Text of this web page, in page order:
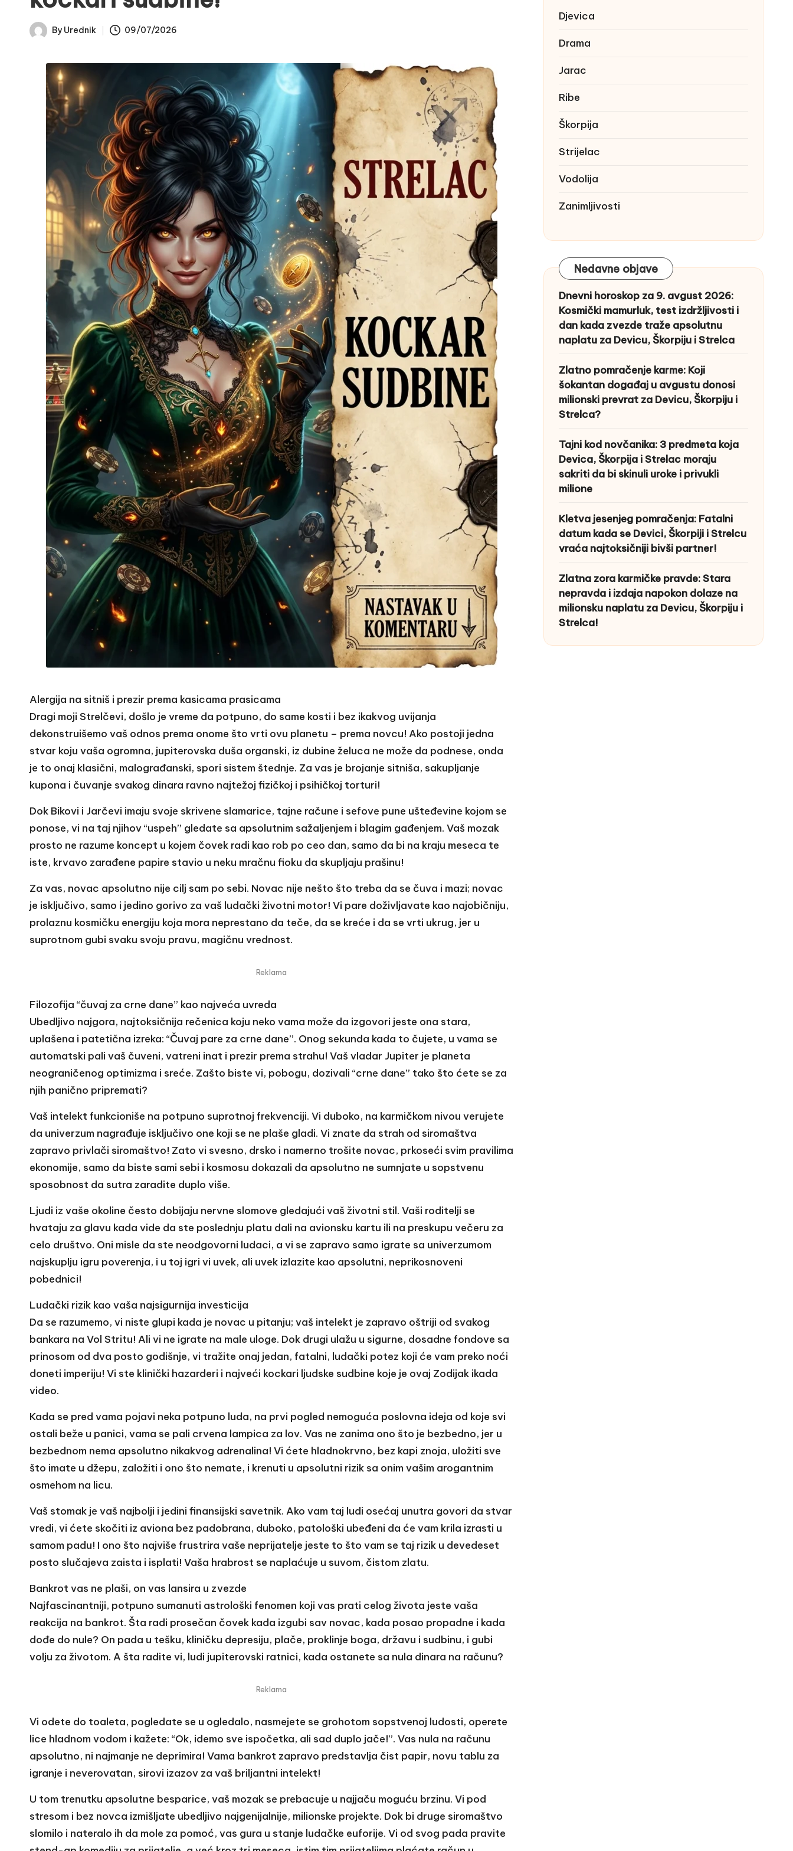
Posted
ByUrednik 09/07/2026
Alergija na sitniš i prezir prema kasicama prasicama
Dragi moji Strelčevi, došlo je vreme da potpuno, do same kosti i bez ikakvog uvijanja
dekonstruišemo vaš odnos prema onome što vrti ovu planetu – prema novcu! Ako postoji jedna
stvar koju vaša ogromna, jupiterovska duša organski, iz dubine želuca ne može da podnese, onda
je to onaj klasični, malograđanski, spori sistem štednje. Za vas je brojanje sitniša, sakupljanje
kupona i čuvanje svakog dinara ravno najtežoj fizičkoj i psihičkoj torturi!
Dok Bikovi i Jarčevi imaju svoje skrivene slamarice, tajne račune i sefove pune ušteđevine kojom se
ponose, vi na taj njihov “uspeh” gledate sa apsolutnim sažaljenjem i blagim gađenjem. Vaš mozak
prosto ne razume koncept u kojem čovek radi kao rob po ceo dan, samo da bi na kraju meseca te
iste, krvavo zarađene papire stavio u neku mračnu fioku da skupljaju prašinu!
Za vas, novac apsolutno nije cilj sam po sebi. Novac nije nešto što treba da se čuva i mazi; novac
je isključivo, samo i jedino gorivo za vaš ludački životni motor! Vi pare doživljavate kao najobičniju,
prolaznu kosmičku energiju koja mora neprestano da teče, da se kreće i da se vrti ukrug, jer u
suprotnom gubi svaku svoju pravu, magičnu vrednost.
Reklama
Filozofija “čuvaj za crne dane” kao najveća uvreda
Ubedljivo najgora, najtoksičnija rečenica koju neko vama može da izgovori jeste ona stara,
uplašena i patetična izreka: “Čuvaj pare za crne dane”. Onog sekunda kada to čujete, u vama se
automatski pali vaš čuveni, vatreni inat i prezir prema strahu! Vaš vladar Jupiter je planeta
neograničenog optimizma i sreće. Zašto biste vi, pobogu, dozivali “crne dane” tako što ćete se za
njih panično pripremati?
Vaš intelekt funkcioniše na potpuno suprotnoj frekvenciji. Vi duboko, na karmičkom nivou verujete
da univerzum nagrađuje isključivo one koji se ne plaše gladi. Vi znate da strah od siromaštva
zapravo privlači siromaštvo! Zato vi svesno, drsko i namerno trošite novac, prkoseći svim pravilima
ekonomije, samo da biste sami sebi i kosmosu dokazali da apsolutno ne sumnjate u sopstvenu
sposobnost da sutra zaradite duplo više.
Ljudi iz vaše okoline često dobijaju nervne slomove gledajući vaš životni stil. Vaši roditelji se
hvataju za glavu kada vide da ste poslednju platu dali na avionsku kartu ili na preskupu večeru za
celo društvo. Oni misle da ste neodgovorni ludaci, a vi se zapravo samo igrate sa univerzumom
najskuplju igru poverenja, i u toj igri vi uvek, ali uvek izlazite kao apsolutni, neprikosnoveni
pobednici!
Ludački rizik kao vaša najsigurnija investicija
Da se razumemo, vi niste glupi kada je novac u pitanju; vaš intelekt je zapravo oštriji od svakog
bankara na Vol Stritu! Ali vi ne igrate na male uloge. Dok drugi ulažu u sigurne, dosadne fondove sa
prinosom od dva posto godišnje, vi tražite onaj jedan, fatalni, ludački potez koji će vam preko noći
doneti imperiju! Vi ste klinički hazarderi i najveći kockari ljudske sudbine koje je ovaj Zodijak ikada
video.
Kada se pred vama pojavi neka potpuno luda, na prvi pogled nemoguća poslovna ideja od koje svi
ostali beže u panici, vama se pali crvena lampica za lov. Vas ne zanima ono što je bezbedno, jer u
bezbednom nema apsolutno nikakvog adrenalina! Vi ćete hladnokrvno, bez kapi znoja, uložiti sve
što imate u džepu, založiti i ono što nemate, i krenuti u apsolutni rizik sa onim vašim arogantnim
osmehom na licu.
Vaš stomak je vaš najbolji i jedini finansijski savetnik. Ako vam taj ludi osećaj unutra govori da stvar
vredi, vi ćete skočiti iz aviona bez padobrana, duboko, patološki ubeđeni da će vam krila izrasti u
samom padu! I ono što najviše frustrira vaše neprijatelje jeste to što vam se taj rizik u devedeset
posto slučajeva zaista i isplati! Vaša hrabrost se naplaćuje u suvom, čistom zlatu.
Bankrot vas ne plaši, on vas lansira u zvezde
Najfascinantniji, potpuno sumanuti astrološki fenomen koji vas prati celog života jeste vaša
reakcija na bankrot. Šta radi prosečan čovek kada izgubi sav novac, kada posao propadne i kada
dođe do nule? On pada u tešku, kliničku depresiju, plače, proklinje boga, državu i sudbinu, i gubi
volju za životom. A šta radite vi, ludi jupiterovski ratnici, kada ostanete sa nula dinara na računu?
Reklama
Vi odete do toaleta, pogledate se u ogledalo, nasmejete se grohotom sopstvenoj ludosti, operete
lice hladnom vodom i kažete: “Ok, idemo sve ispočetka, ali sad duplo jače!”. Vas nula na računu
apsolutno, ni najmanje ne deprimira! Vama bankrot zapravo predstavlja čist papir, novu tablu za
igranje i neverovatan, sirovi izazov za vaš briljantni intelekt!
U tom trenutku apsolutne besparice, vaš mozak se prebacuje u najjaču moguću brzinu. Vi pod
stresom i bez novca izmišljate ubedljivo najgenijalnije, milionske projekte. Dok bi druge siromaštvo
slomilo i nateralo ih da mole za pomoć, vas gura u stanje ludačke euforije. Vi od svog pada pravite
Djevica
Drama
Jarac
Ribe
Škorpija
Strijelac
Vodolija
Zanimljivosti
Nedavne objave
Dnevni horoskop za 9. avgust 2026:
Kosmički mamurluk, test izdržljivosti i
dan kada zvezde traže apsolutnu
naplatu za Devicu, Škorpiju i Strelca
Zlatno pomračenje karme: Koji
šokantan događaj u avgustu donosi
milionski prevrat za Devicu, Škorpiju i
Strelca?
Tajni kod novčanika: 3 predmeta koja
Devica, Škorpija i Strelac moraju
sakriti da bi skinuli uroke i privukli
milione
Kletva jesenjeg pomračenja: Fatalni
datum kada se Devici, Škorpiji i Strelcu
vraća najtoksičniji bivši partner!
Zlatna zora karmičke pravde: Stara
nepravda i izdaja napokon dolaze na
milionsku naplatu za Devicu, Škorpiju i
Strelca!